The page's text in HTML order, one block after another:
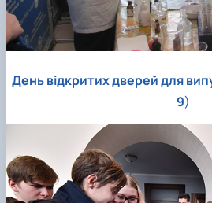
День відкритих дверей для
9)